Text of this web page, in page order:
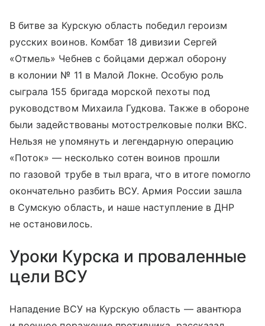
В битве за Курскую область победил героизм
русских воинов. Комбат 18 дивизии Сергей
«Отмель» Чебнев с бойцами держал оборону
в колонии № 11 в Малой Локне. Особую роль
сыграла 155 бригада морской пехоты под
руководством Михаила Гудкова. Также в обороне
были задействованы мотострелковые полки ВКС.
Нельзя не упомянуть и легендарную операцию
«Поток» — несколько сотен воинов прошли
по газовой трубе в тыл врага, что в итоге помогло
окончательно разбить ВСУ. Армия России зашла
в Сумскую область, и наше наступление в ДНР
не остановилось.
Уроки Курска и проваленные
цели ВСУ
Нападение ВСУ на Курскую область — авантюра